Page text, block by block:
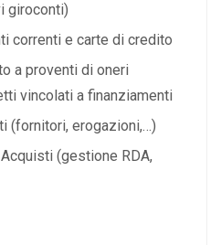
giroconti)
correnti e carte di credito
a proventi di oneri
vincolati a finanziamenti
(fornitori, erogazioni,…)
(gestione RDA,